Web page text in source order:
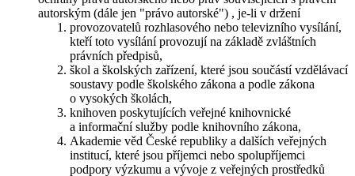
autorským (dále jen "právo autorské") , je-li v držení
provozovatelů rozhlasového nebo televizního vysílání,
kteří toto vysílání provozují na základě zvláštních
právních předpisů,
škol a školských zařízení, které jsou součástí vzdělávací
soustavy podle školského zákona a podle zákona
o vysokých školách,
knihoven poskytujících veřejné knihovnické
a informační služby podle knihovního zákona,
Akademie věd České republiky a dalších veřejných
institucí, které jsou příjemci nebo spolupříjemci
podpory výzkumu a vývoje z veřejných prostředků